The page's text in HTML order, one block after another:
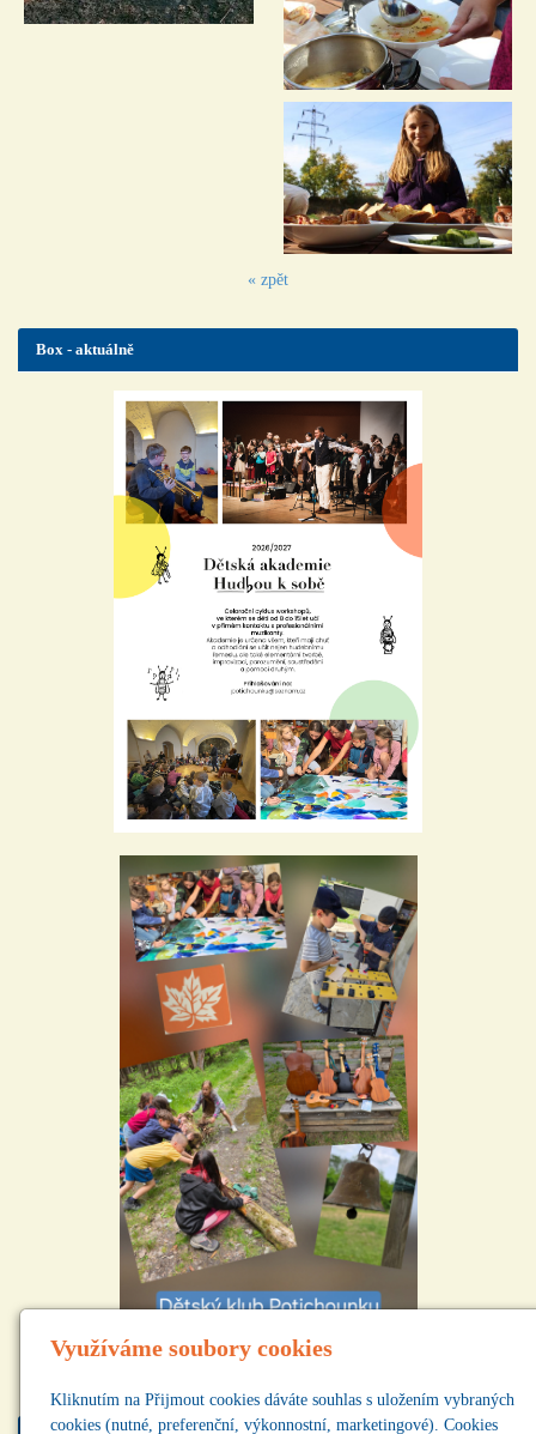
« zpět
Box - aktuálně
Využíváme soubory cookies
Kliknutím na Přijmout cookies dáváte souhlas s uložením vybraných
cookies (nutné, preferenční, výkonnostní, marketingové). Cookies